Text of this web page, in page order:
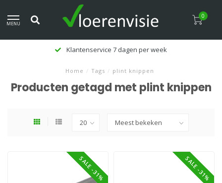
MENU
0
Klantenservice 7 dagen per week
Home / Tags / plint knippen
Producten getagd met plint knippen
SALE -31% SALE -31%